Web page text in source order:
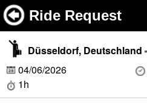
Ride Request
Düsseldorf, Deutschland
04/06/2026
1h